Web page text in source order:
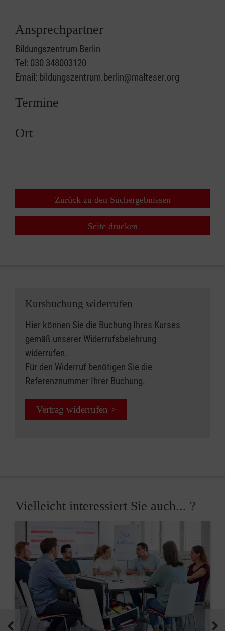
Ansprechpartner
Bildungszentrum Berlin
Tel: 030 348003120
Email: bildungszentrum.berlin@malteser.org
Termine
Ort
Zurück zu den Suchergebnissen
Seite drucken
Kursbuchung widerrufen
Hier können Sie die Buchung Ihres Kurses
gemäß unserer Widerrufsbelehrung
widerrufen.
Für den Widerruf benötigen Sie die
Referenznummer Ihrer Buchung.
Vertrag widerrufen >
Vielleicht interessiert Sie auch... ?